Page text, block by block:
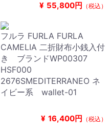
¥ 55,800円 （税込）
フルラ FURLA FURLA
CAMELIA 二折財布小銭入付
き ブランドWP00307
HSF000
2676SMEDITERRANEO ネ
イビー系 wallet-01
¥ 16,400円 （税込）